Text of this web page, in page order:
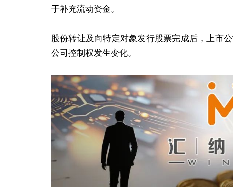
于补充流动资金。
股份转让及向特定对象发行股票完成后，上市
公司控制权发生变化。